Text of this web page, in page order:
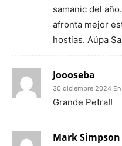
samanic del
afronta mejor
hostias. Aúpa
Joooseba
30 diciembre 2024 En
Grande Petra!!
Mark Simpson